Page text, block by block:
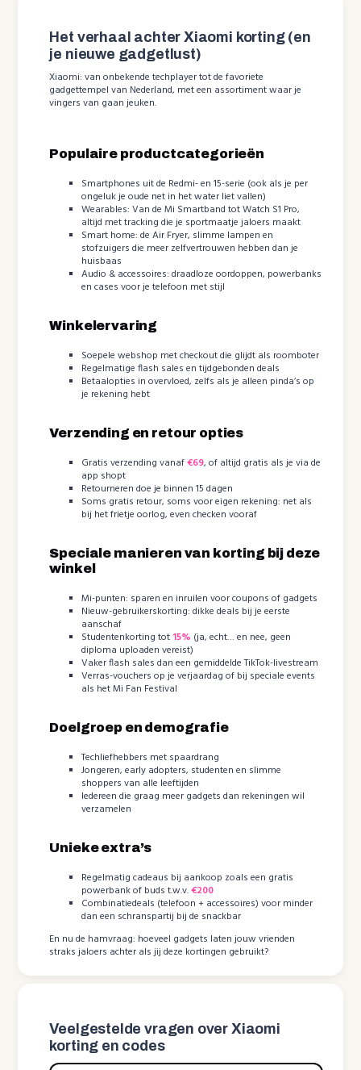
Het verhaal achter Xiaomi korting (en
je nieuwe gadgetlust)
Xiaomi: van onbekende techplayer tot de favoriete
gadgettempel van Nederland, met een assortiment waar je
vingers van gaan jeuken.
Populaire productcategorieën
Smartphones uit de Redmi- en 15-serie (ook als je per
ongeluk je oude net in het water liet vallen)
Wearables: Van de Mi Smartband tot Watch S1 Pro,
altijd met tracking die je sportmaatje jaloers maakt
Smart home: de Air Fryer, slimme lampen en
stofzuigers die meer zelfvertrouwen hebben dan je
huisbaas
Audio & accessoires: draadloze oordoppen, powerbanks
en cases voor je telefoon met stijl
Winkelervaring
Soepele webshop met checkout die glijdt als roomboter
Regelmatige flash sales en tijdgebonden deals
Betaalopties in overvloed, zelfs als je alleen pinda’s op
je rekening hebt
Verzending en retour opties
Gratis verzending vanaf€69, of altijd gratis als je via de
app shopt
Retourneren doe je binnen 15 dagen
Soms gratis retour, soms voor eigen rekening: net als
bij het frietje oorlog, even checken vooraf
Speciale manieren van korting bij deze
winkel
Mi-punten: sparen en inruilen voor coupons of gadgets
Nieuw-gebruikerskorting: dikke deals bij je eerste
aanschaf
Studentenkorting tot 15% (ja, echt… en nee, geen
diploma uploaden vereist)
Vaker flash sales dan een gemiddelde TikTok-livestream
Verras-vouchers op je verjaardag of bij speciale events
als het Mi Fan Festival
Doelgroep en demografie
Techliefhebbers met spaardrang
Jongeren, early adopters, studenten en slimme
shoppers van alle leeftijden
Iedereen die graag meer gadgets dan rekeningen wil
verzamelen
Unieke extra’s
Regelmatig cadeaus bij aankoop zoals een gratis
powerbank of buds t.w.v.€200
Combinatiedeals (telefoon + accessoires) voor minder
dan een schranspartij bij de snackbar
En nu de hamvraag: hoeveel gadgets laten jouw vrienden
straks jaloers achter als jij deze kortingen gebruikt?
Veelgestelde vragen over Xiaomi
korting en codes